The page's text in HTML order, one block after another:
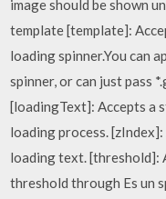
image should be shown
template [template]:
loading spinner.You can
spinner, or can just pass
[loadingText]: Accepts a
loading process.
loading text. [threshold]:
threshold through Es un